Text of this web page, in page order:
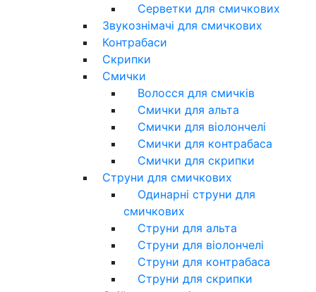
Серветки для смичкових
Звукознімачі для смичкових
Контрабаси
Скрипки
Смички
Волосся для смичків
Смички для альта
Смички для віолончелі
Смички для контрабаса
Смички для скрипки
Струни для смичкових
Одинарні струни для
смичкових
Струни для альта
Струни для віолончелі
Струни для контрабаса
Струни для скрипки